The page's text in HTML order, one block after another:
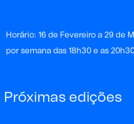
Horário: 16 de Fevereiro a 29 de
por semana das 18h30 e as
Próximas edições